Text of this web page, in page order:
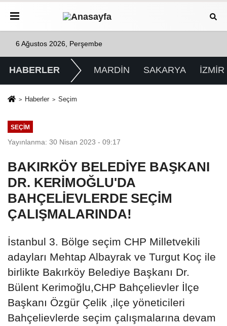
6 Ağustos 2026, Perşembe
HABERLER MARDİN SAKARYA İZMİR
Haberler Seçim
SEÇIM
Yayınlanma: 30 Nisan 2023 - 09:17
BAKIRKÖY BELEDİYE BAŞKANI
DR. KERİMOĞLU'DA
BAHÇELİEVLERDE SEÇİM
ÇALIŞMALARINDA!
İstanbul 3. Bölge seçim CHP Milletvekili
adayları Mehtap Albayrak ve Turgut Koç ile
birlikte Bakırköy Belediye Başkanı Dr.
Bülent Kerimoğlu,CHP Bahçelievler İlçe
Başkanı Özgür Çelik ,ilçe yöneticileri
Bahçelievlerde seçim çalışmalarına devam